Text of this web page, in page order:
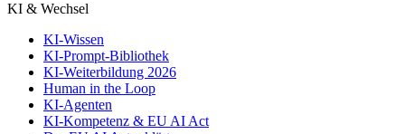
KI & Wechsel
KI-Wissen
KI-Prompt-Bibliothek
KI-Weiterbildung 2026
Human in the Loop
KI-Agenten
KI-Kompetenz & EU AI Act